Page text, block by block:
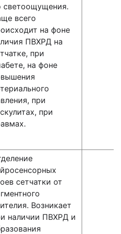
светоощущения.
всего
на фоне
ПВХРД на
при
на фоне
при
при
сетчатки от
Возникает
наличии ПВХРД и